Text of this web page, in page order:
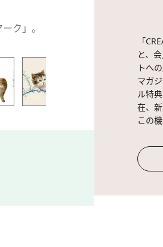
ク」。
「
と、
トへ
マガ
ル特
在、
この